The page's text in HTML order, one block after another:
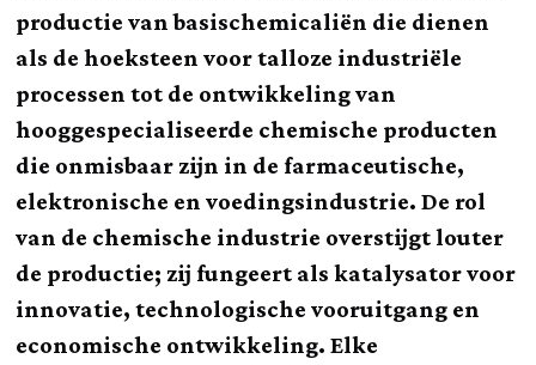
productie van basischemicaliën die dienen
als de hoeksteen voor talloze industriële
processen tot de ontwikkeling van
hooggespecialiseerde chemische producten
die onmisbaar zijn in de farmaceutische,
elektronische en voedingsindustrie. De rol
van de chemische industrie overstijgt louter
de productie; zij fungeert als katalysator voor
innovatie, technologische vooruitgang en
economische ontwikkeling. Elke